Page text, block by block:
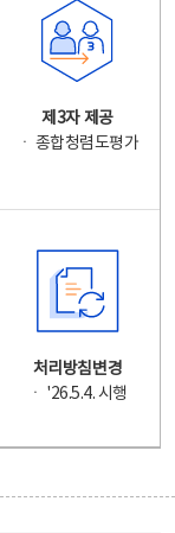
제3자 제공
ㆍ 종합청렴도평가
처리방침변경
ㆍ '26.5.4. 시행